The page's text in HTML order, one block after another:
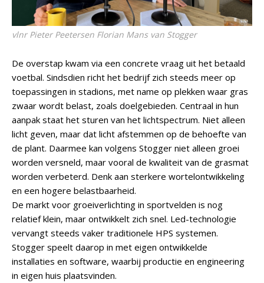
vlnr Pieter Peetersen Florian Mans van Stogger
De overstap kwam via een concrete vraag uit het betaald
voetbal. Sindsdien richt het bedrijf zich steeds meer op
toepassingen in stadions, met name op plekken waar gras
zwaar wordt belast, zoals doelgebieden. Centraal in hun
aanpak staat het sturen van het lichtspectrum. Niet alleen
licht geven, maar dat licht afstemmen op de behoefte van
de plant. Daarmee kan volgens Stogger niet alleen groei
worden versneld, maar vooral de kwaliteit van de grasmat
worden verbeterd. Denk aan sterkere wortelontwikkeling
en een hogere belastbaarheid.
De markt voor groeiverlichting in sportvelden is nog
relatief klein, maar ontwikkelt zich snel. Led-technologie
vervangt steeds vaker traditionele HPS systemen.
Stogger speelt daarop in met eigen ontwikkelde
installaties en software, waarbij productie en engineering
in eigen huis plaatsvinden.